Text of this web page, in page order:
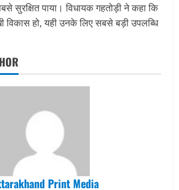
सुरक्षित पाया। विधायक गहतोड़ी ने कहा कि
विकास हो, यही उनके लिए सबसे बड़ी उपलब्धि
Print Media